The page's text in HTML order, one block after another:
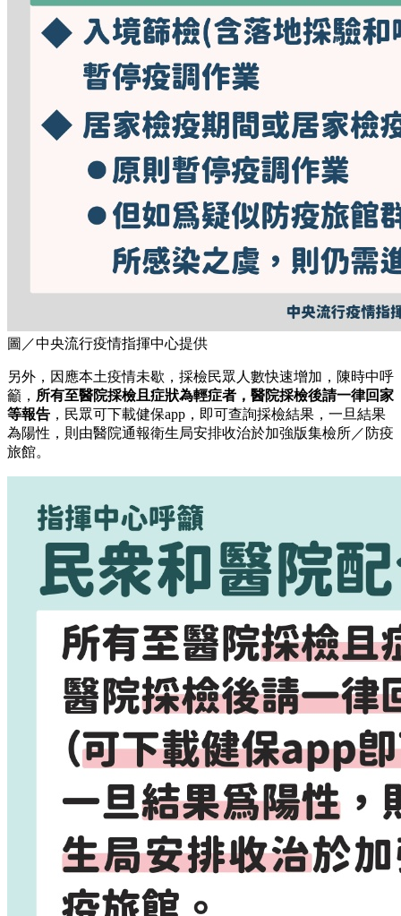
圖／中央流行疫情指揮中心提供
另外，因應本土疫情未歇，採檢民眾人數快速增加，陳時中呼
籲， 所有至醫院採檢且症狀為輕症者，醫院採檢後請一律回家
等報告 ，民眾可下載健保app，即可查詢採檢結果，一旦結果
為陽性，則由醫院通報衛生局安排收治於加強版集檢所／防疫
旅館。